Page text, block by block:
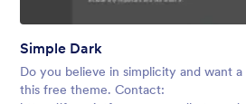
Simple Dark
Do you believe in simplicity and want
this free theme. Contact: